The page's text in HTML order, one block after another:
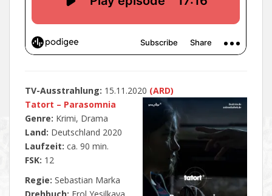
TV-Ausstrahlung: 15.11.2020 (ARD)
Tatort – Parasomnia
Genre: Krimi, Drama
Land: Deutschland 2020
Laufzeit: ca. 90 min.
FSK: 12
Regie: Sebastian Marka